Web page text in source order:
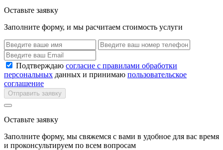
Оставьте заявку
Заполните форму, и мы расчитаем стоимость услуги
Подтверждаю согласие с правилами обработки
персональных данных и принимаю пользовательское
соглашение
Отправить заявку
Оставьте заявку
Заполните форму, мы свяжемся с вами в удобное для вас время
и проконсультируем по всем вопросам